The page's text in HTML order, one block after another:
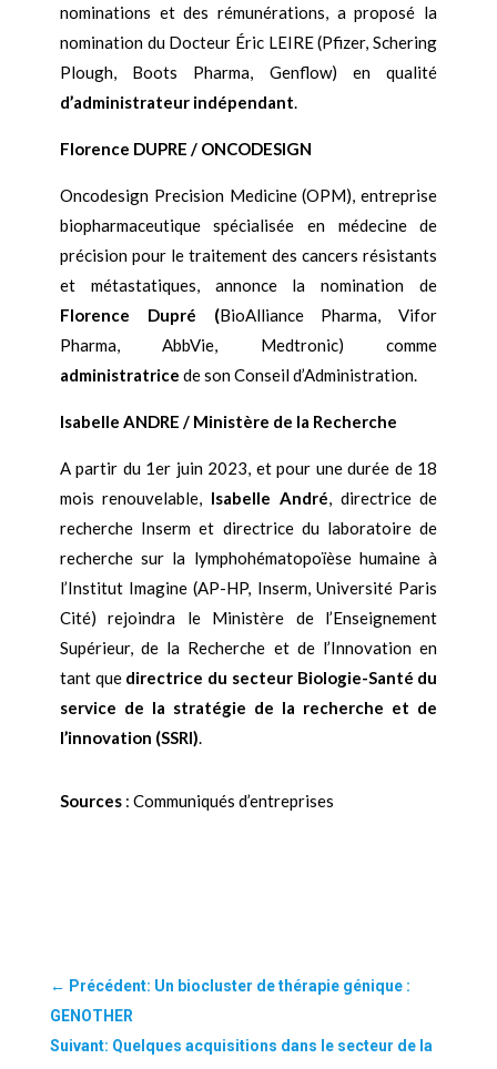
nominations et des rémunérations, a proposé la
nomination du Docteur Éric LEIRE (Pfizer, Schering
Plough, Boots Pharma, Genflow) en qualité
d’administrateur indépendant.
Florence DUPRE / ONCODESIGN
Oncodesign Precision Medicine (OPM), entreprise
biopharmaceutique spécialisée en médecine de
précision pour le traitement des cancers résistants
et métastatiques, annonce la nomination de
Florence Dupré (BioAlliance Pharma, Vifor
Pharma, AbbVie, Medtronic) comme
administratrice de son Conseil d’Administration.
Isabelle ANDRE / Ministère de la Recherche
A partir du 1er juin 2023, et pour une durée de 18
mois renouvelable, Isabelle André, directrice de
recherche Inserm et directrice du laboratoire de
recherche sur la lymphohématopoïèse humaine à
l’Institut Imagine (AP-HP, Inserm, Université Paris
Cité) rejoindra le Ministère de l’Enseignement
Supérieur, de la Recherche et de l’Innovation en
tant que directrice du secteur Biologie-Santé du
service de la stratégie de la recherche et de
l’innovation (SSRI).
Sources: Communiqués d’entreprises
← Précédent: Un biocluster de thérapie génique :
GENOTHER
Suivant: Quelques acquisitions dans le secteur de la